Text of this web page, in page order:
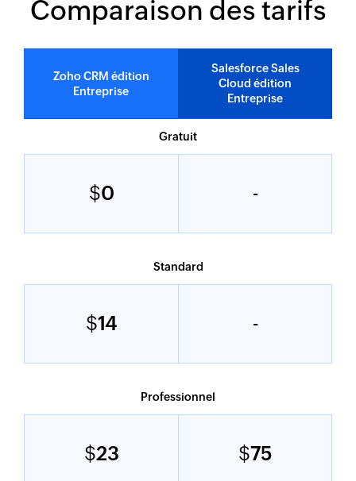
Comparaison des tarifs
Zoho CRM édition
Entreprise
Salesforce Sales
Cloud édition
Entreprise
Gratuit
$0 -
Standard
$14 -
Professionnel
$23 $75